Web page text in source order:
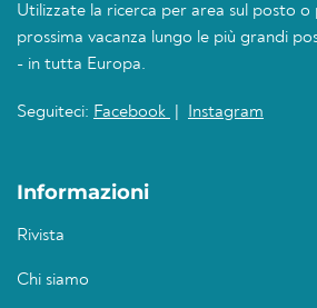
Utilizzate la ricerca per area sul posto o
prossima vacanza lungo le più grandi
- in tutta Europa.
Seguiteci: Facebook Instagram
Informazioni
Rivista
Chi siamo